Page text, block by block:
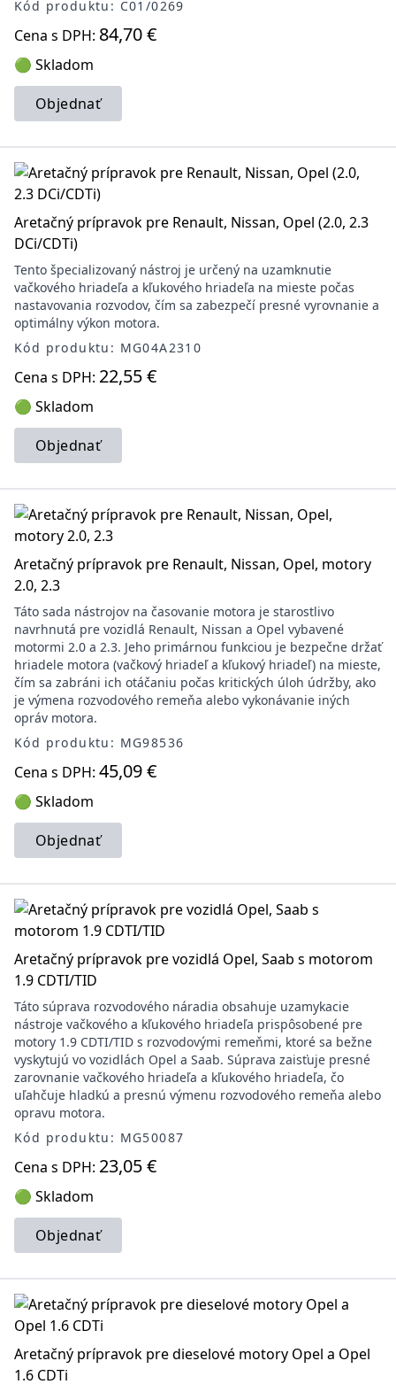
Kód produktu: C01/0269
Cena s DPH: 84,70 €
🟢 Skladom
Objednať
Aretačný prípravok pre Renault, Nissan, Opel (2.0, 2.3
DCi/CDTi)
Tento špecializovaný nástroj je určený na uzamknutie
vačkového hriadeľa a kľukového hriadeľa na mieste počas
nastavovania rozvodov, čím sa zabezpečí presné vyrovnanie a
optimálny výkon motora.
Kód produktu: MG04A2310
Cena s DPH: 22,55 €
🟢 Skladom
Objednať
Aretačný prípravok pre Renault, Nissan, Opel, motory
2.0, 2.3
Táto sada nástrojov na časovanie motora je starostlivo
navrhnutá pre vozidlá Renault, Nissan a Opel vybavené
motormi 2.0 a 2.3. Jeho primárnou funkciou je bezpečne držať
hriadele motora (vačkový hriadeľ a kľukový hriadeľ) na mieste,
čím sa zabráni ich otáčaniu počas kritických úloh údržby, ako
je výmena rozvodového remeňa alebo vykonávanie iných
opráv motora.
Kód produktu: MG98536
Cena s DPH: 45,09 €
🟢 Skladom
Objednať
Aretačný prípravok pre vozidlá Opel, Saab s motorom
1.9 CDTI/TID
Táto súprava rozvodového náradia obsahuje uzamykacie
nástroje vačkového a kľukového hriadeľa prispôsobené pre
motory 1.9 CDTI/TID s rozvodovými remeňmi, ktoré sa bežne
vyskytujú vo vozidlách Opel a Saab. Súprava zaisťuje presné
zarovnanie vačkového hriadeľa a kľukového hriadeľa, čo
uľahčuje hladkú a presnú výmenu rozvodového remeňa alebo
opravu motora.
Kód produktu: MG50087
Cena s DPH: 23,05 €
🟢 Skladom
Objednať
Aretačný prípravok pre dieselové motory Opel a Opel
1.6 CDTi